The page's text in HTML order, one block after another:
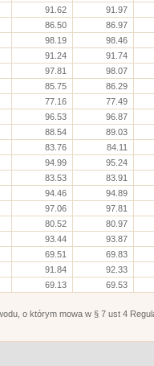
91.62 91.97
86.50 86.97
98.19 98.46
91.24 91.74
97.81 98.07
85.75 86.29
77.16 77.49
96.53 96.87
88.54 89.03
83.76 84.11
94.99 95.24
83.53 83.91
94.46 94.89
97.06 97.81
80.52 80.97
93.44 93.87
69.51 69.83
91.84 92.33
69.13 69.53
o którym mowa w § 7 ust 4